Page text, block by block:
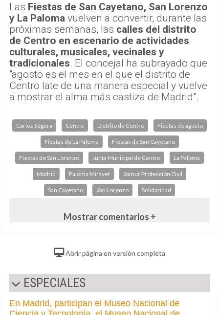
Las Fiestas de San Cayetano, San Lorenzo
y La Paloma vuelven a convertir, durante las
próximas semanas, las calles del distrito
de Centro en escenario de actividades
culturales, musicales, vecinales y
tradicionales. El concejal ha subrayado que
"agosto es el mes en el que el distrito de
Centro late de una manera especial y vuelve
a mostrar el alma más castiza de Madrid".
Carlos Segura Centro Distrito de Centro Fiestas de agosto
Fiestas de La Paloma Fiestas de San Cayetano
Fiestas de San Lorenzo Junta Municipal de Centro La Paloma
Madrid Paloma Miravet Samur Protección Civil
San Cayetano San Lorenzo Solidaridad
Mostrar comentarios +
Abrir página en versión completa
ESPECIALES
En Madrid, participan el Museo Nacional de